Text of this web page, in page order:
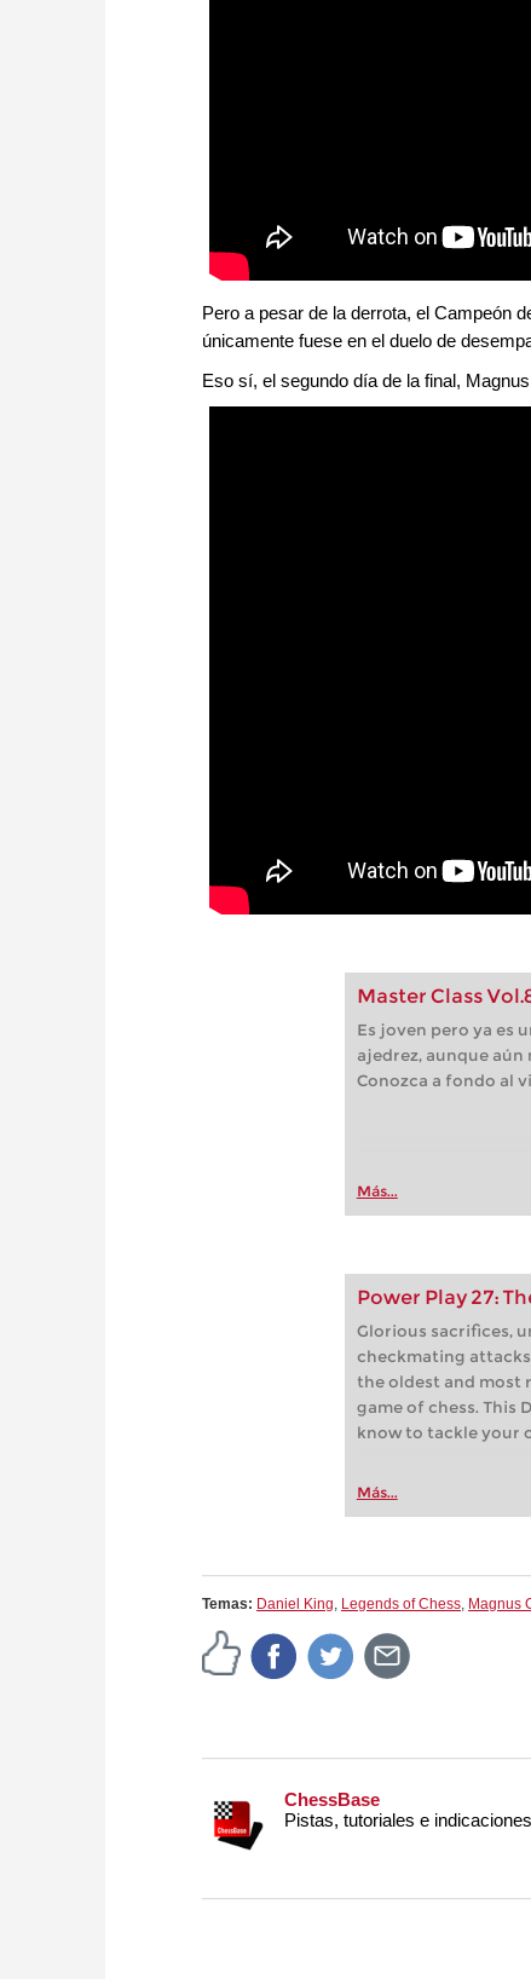
Pero a pesar de la derrota, el Campeón
únicamente fuese en el duelo de
Eso sí, el segundo día de la final,
Master Class
Es joven pero ya es
ajedrez, aunque aún
Conozca a fondo al
Más...
Power Play 27:
Glorious sacrifices,
checkmating
the oldest and most
game of chess. This
know to tackle your
Más...
Temas: Daniel King, Legends of Chess, Magnus
ChessBase
Pistas, tutoriales e